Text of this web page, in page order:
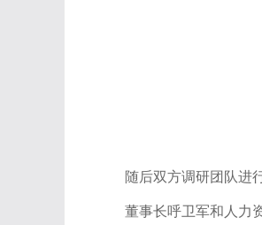
随后双方调研团队进
董事长呼卫军和人力